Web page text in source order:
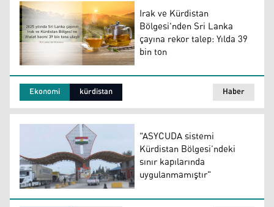
Irak ve Kürdistan Bölgesi'nden Sri Lanka çayına rekor
Irak ve Kürdistan
Bölgesi'nden Sri Lanka
çayına rekor talep: Yılda 39
bin ton
Ekonomi kürdistan Haber
"ASYCUDA sistemi Kürdistan Bölgesi’ndeki sınır
"ASYCUDA sistemi
Kürdistan Bölgesi’ndeki
sınır kapılarında
uygulanmamıştır"